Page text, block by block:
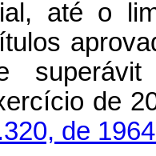
até o
de
de